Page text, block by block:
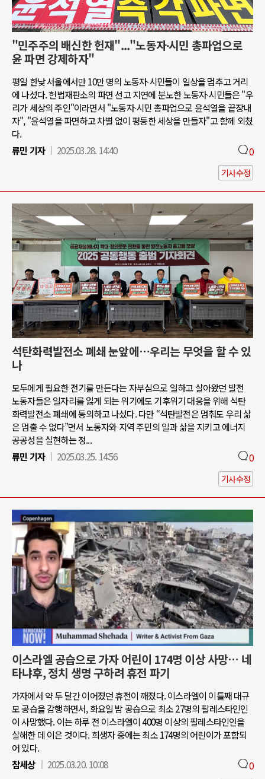
"민주주의 배신한 헌재"..."노동자∙시민 총파업으로
윤 파면 강제하자"
평일 한낮 서울에서만 10만 명의 노동자∙시민들이 일상을 멈추고 거리
에 나섰다. 헌법재판소의 파면 선고 지연에 분노한 노동자∙시민들은 "우
리가 세상의 주인"이라면서 "노동자∙시민 총파업으로 윤석열을 끝장내
자", "윤석열을 파면하고 차별 없이 평등한 세상을 만들자"고 함께 외쳤
다.
류민 기자
2025.03.28. 14:40 0
기사수정
석탄화력발전소 폐쇄 눈앞에…우리는 무엇을 할 수 있
나
모두에게 필요한 전기를 만든다는 자부심으로 일하고 살아왔던 발전
노동자들은 일자리를 잃게 되는 위기에도 기후위기 대응을 위해 석탄
화력발전소 폐쇄에 동의하고 나섰다. 다만 “석탄발전은 멈춰도 우리 삶
은 멈출 수 없다”면서 노동자와 지역 주민의 일과 삶을 지키고 에너지
공공성을 실현하는 정...
류민 기자
2025.03.25. 14:56 0
기사수정
이스라엘 공습으로 가자 어린이 174명 이상 사망… 네
타냐후, 정치 생명 구하려 휴전 파기
가자에서 약 두 달간 이어졌던 휴전이 깨졌다. 이스라엘이 이틀째 대규
모 공습을 감행하면서, 화요일 밤 공습으로 최소 27명의 팔레스타인인
이 사망했다. 이는 하루 전 이스라엘이 400명 이상의 팔레스타인인을
살해한 데 이은 것이다. 희생자 중에는 최소 174명의 어린이가 포함되
어 있다.
참세상
2025.03.20. 10:08 0